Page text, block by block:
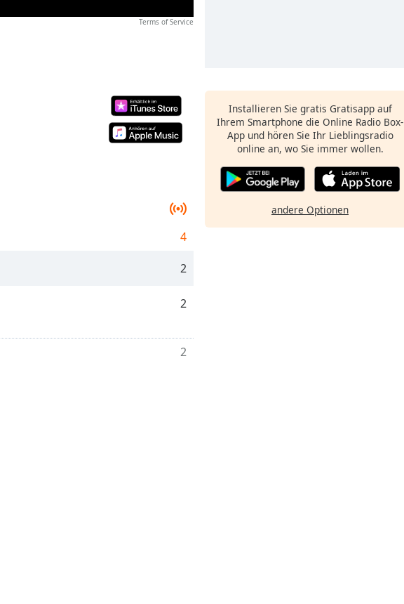
Terms of Service
4
2
2
2
Installieren Sie gratis Gratisapp auf
Ihrem Smartphone die Online Radio Box-
App und hören Sie Ihr Lieblingsradio
online an, wo Sie immer wollen.
andere Optionen